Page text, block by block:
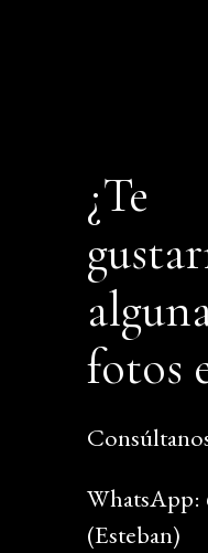
¿Te
fotos
WhatsApp:
(Esteban)